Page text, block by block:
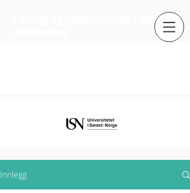
Læring og undervisning i digitale
Innlegg